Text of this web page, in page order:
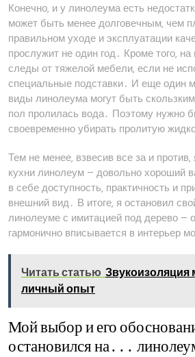
Конечно‚ и у линолеума есть
может быть менее долговечным‚ чем
правильном уходе и эксплуатации
прослужит не один год․ Кроме того‚
следы от тяжелой мебели‚ если не
специальные подставки․ И еще один
виды линолеума могут быть
пол пролилась вода․ Поэтому нужно
своевременно убирать пролитую
Тем не менее‚ взвесив все за и
кухни линолеум – довольно хороший
в себе доступность‚ практичность и
внешний вид․ В итоге‚ я остановил
линолеуме с имитацией под дерево –
гармонично вписывается в интерьер
Читать статью Звукоизоляция
личный опыт
Мой выбор и его
остановился на․․․